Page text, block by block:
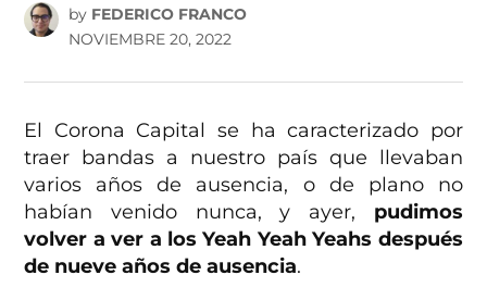
by FEDERICO FRANCO
NOVIEMBRE 20, 2022
El Corona Capital se ha caracterizado por
traer bandas a nuestro país que llevaban
varios años de ausencia, o de plano no
habían venido nunca, y ayer, pudimos
volver a ver a los Yeah Yeah Yeahs después
de nueve años de ausencia.